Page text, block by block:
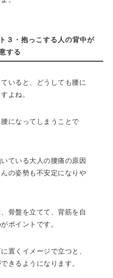
３・抱っこする人の背中が
する
いると、どうしても腰に
よね。
になってしまうことで
ている大人の腰痛の原因
の姿勢も不安定になりや
骨盤を立てて、背筋を自
ポイントです。
置くイメージで立つと、
きるようになります。